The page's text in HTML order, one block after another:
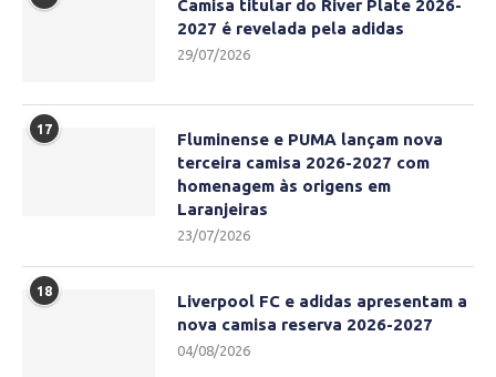
Camisa titular do River Plate 2026-
2027 é revelada pela adidas
29/07/2026
17
Fluminense e PUMA lançam nova
terceira camisa 2026-2027 com
homenagem às origens em
Laranjeiras
23/07/2026
18
Liverpool FC e adidas apresentam a
nova camisa reserva 2026-2027
04/08/2026